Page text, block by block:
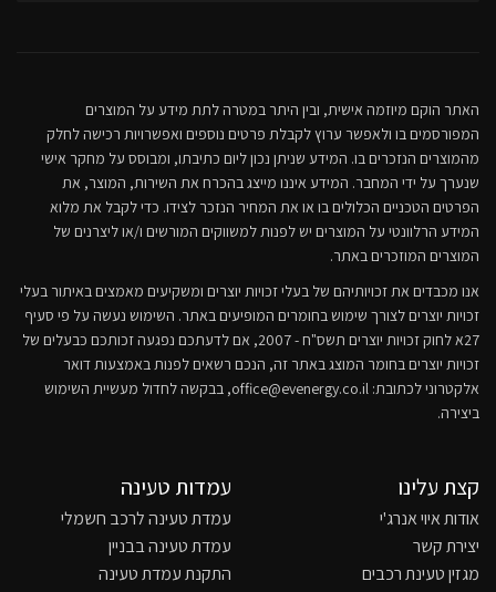
האתר הוקם מיוזמה אישית, ובין היתר במטרה לתת מידע על המוצרים
המפורסמים בו ולאפשר ערוץ לקבלת פרטים נוספים ואפשרויות רכישה לחלק
מהמוצרים הנזכרים בו. המידע שניתן נכון ליום כתיבתו, ומבוסס על מחקר אישי
שנערך על ידי המחבר. המידע איננו מייצג בהכרח את השירות, המוצר, את
הפרטים הטכניים הכלולים בו או את המחיר הנזכר לצידו. כדי לקבל את מלוא
המידע הרלוונטי על המוצרים יש לפנות למשווקים המורשים ו/או ליצרנים של
המוצרים המוזכרים באתר.
אנו מכבדים את זכויותיהם של בעלי זכויות יוצרים ומשקיעים מאמצים באיתור בעלי
זכויות יוצרים לצורך שימוש בחומרים המופיעים באתר. השימוש נעשה על פי סעיף
27א לחוק זכויות יוצרים תשס"ח - 2007, אם לדעתכם נפגעה זכותכם כבעלים של
זכויות יוצרים בחומר המוצג באתר זה, הנכם רשאים לפנות באמצעות דואר
אלקטרוני לכתובת: office@evenergy.co.il, בבקשה לחדול מעשיית השימוש
ביצירה.
קצת עלינו
אודות איוי אנרג'י
יצירת קשר
מגזין טעינת רכבים
עמדות טעינה
עמדת טעינה לרכב חשמלי
עמדת טעינה בבניין
התקנת עמדת טעינה